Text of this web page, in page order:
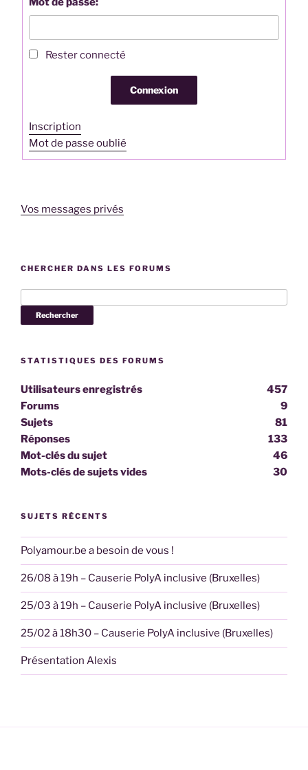
Rester connecté
Connexion
Inscription
Mot de passe oublié
Vos messages privés
CHERCHER DANS LES FORUMS
STATISTIQUES DES FORUMS
Utilisateurs enregistrés
457
Forums
9
Sujets
81
Réponses
133
Mot-clés du sujet
46
Mots-clés de sujets vides
30
SUJETS RÉCENTS
Polyamour.be a besoin de vous !
26/08 à 19h – Causerie PolyA inclusive (Bruxelles)
25/03 à 19h – Causerie PolyA inclusive (Bruxelles)
25/02 à 18h30 – Causerie PolyA inclusive (Bruxelles)
Présentation Alexis